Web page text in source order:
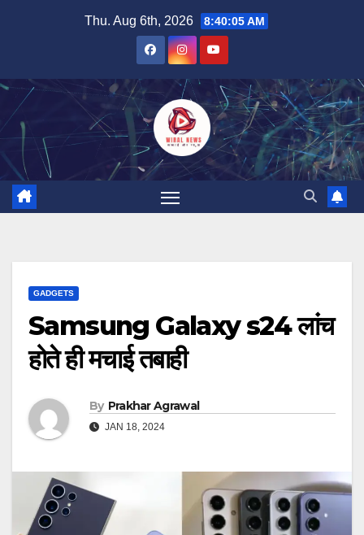
Thu. Aug 6th, 2026 8:40:06 AM
GADGETS
Samsung Galaxy s24 लांच
होते ही मचाई तबाही
By Prakhar Agrawal
JAN 18, 2024